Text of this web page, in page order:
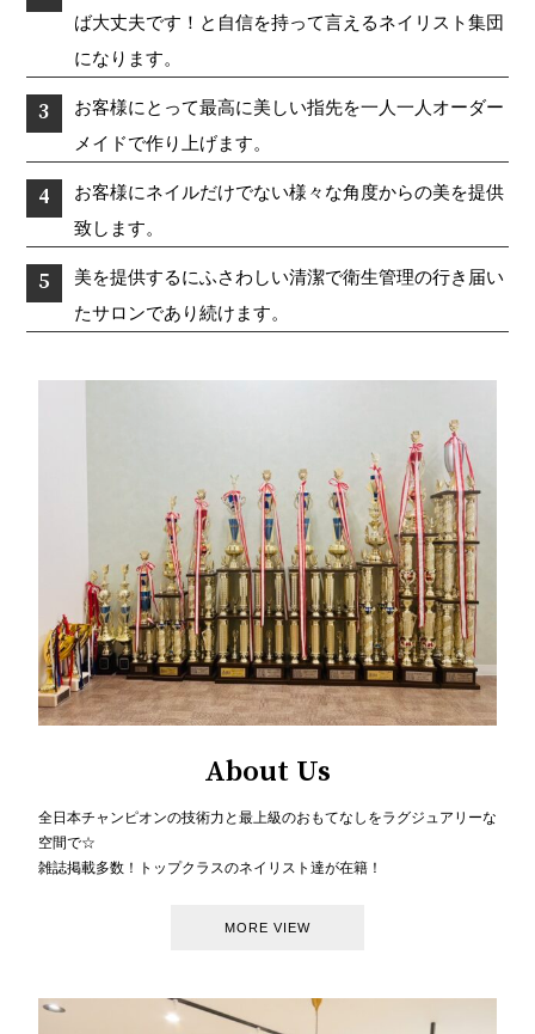
ば大丈夫です！と自信を持って言えるネイリスト集団
になります。
お客様にとって最高に美しい指先を一人一人オーダー
メイドで作り上げます。
お客様にネイルだけでない様々な角度からの美を提供
致します。
美を提供するにふさわしい清潔で衛生管理の行き届い
たサロンであり続けます。
About Us
全日本チャンピオンの技術力と最上級のおもてなしをラグジュアリーな
空間で☆
雑誌掲載多数！トップクラスのネイリスト達が在籍！
MORE VIEW